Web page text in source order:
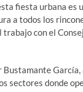
fiesta urbana es
a todos los
con el
sectores donde